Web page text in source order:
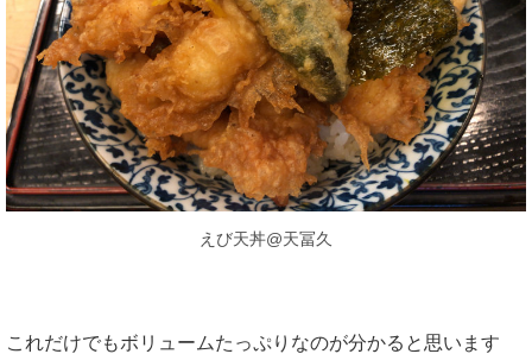
えび天丼@天冨久
これだけでもボリュームたっぷりなのが分かると思います